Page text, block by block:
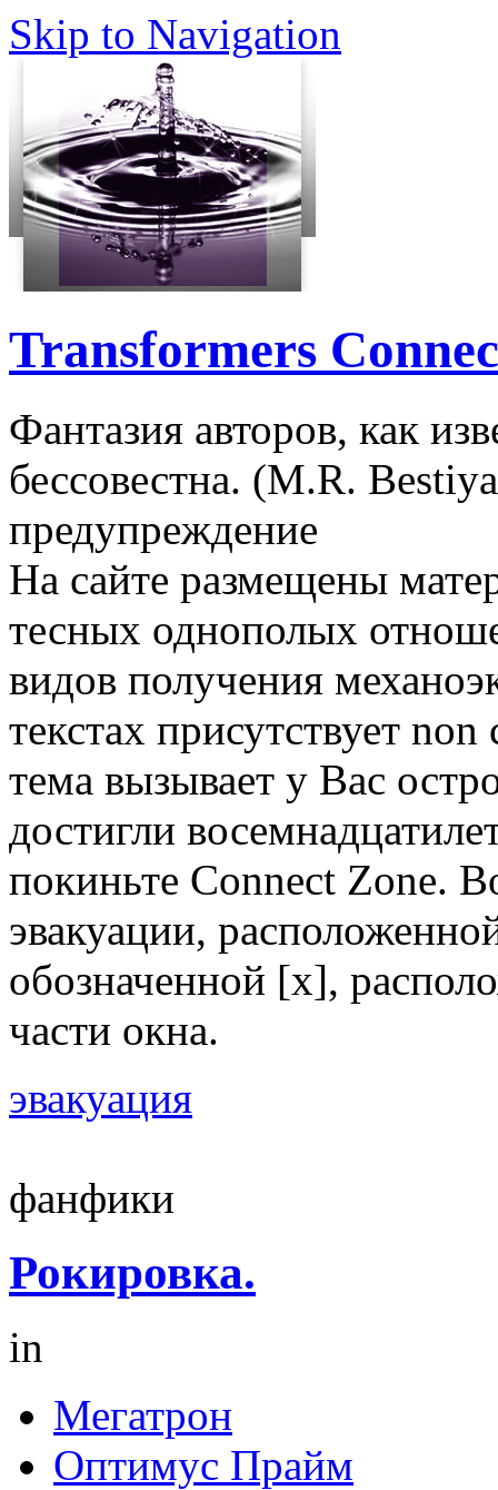
Skip to Navigation
Transformers
Фантазия авторов, как
бессовестна. (M.R.
предупреждение
На сайте размещены
тесных однополых
видов получения
текстах присутствует
тема вызывает у Вас
достигли
покиньте Connect Zone.
эвакуации,
обозначенной [x],
части окна.
эвакуация
фанфики
Рокировка.
in
Мегатрон
Оптимус Прайм